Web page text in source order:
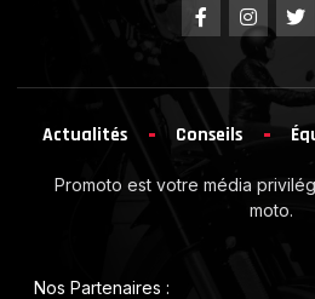
Actualités Conseils
Promoto est votre média
moto.
Nos Partenaires :